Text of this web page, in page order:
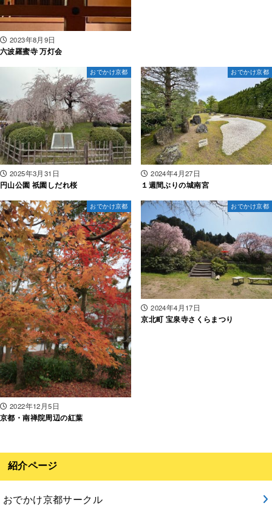
2023年8月9日
六波羅蜜寺 万灯会
おでかけ京都
2025年3月31日
円山公園 祇園しだれ桜
おでかけ京都
2024年4月27日
１週間ぶりの城南宮
おでかけ京都
2022年12月5日
京都・南禅院周辺の紅葉
おでかけ京都
2024年4月17日
京北町 宝泉寺さくらまつり
紹介ページ
おでかけ京都サークル